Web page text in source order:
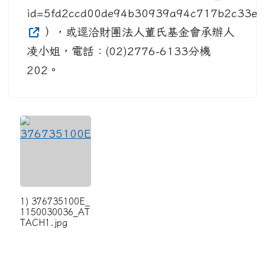
id=5fd2ccd00de94b30939a94c717b2c33e
），或逕洽財團法人董氏基金會承辦人
凌小姐，電話：(02)2776-6133分機
202。
1) 376735100E_
1150030036_AT
TACH1.jpg